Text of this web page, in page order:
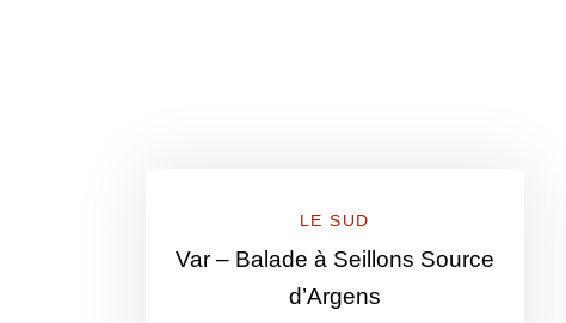
LE SUD
Var – Balade à Seillons Source
d’Argens